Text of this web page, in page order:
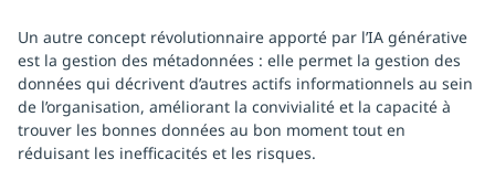
Un autre concept révolutionnaire apporté par l’IA générative
est la gestion des métadonnées : elle permet la gestion des
données qui décrivent d’autres actifs informationnels au sein
de l’organisation, améliorant la convivialité et la capacité à
trouver les bonnes données au bon moment tout en
réduisant les inefficacités et les risques.